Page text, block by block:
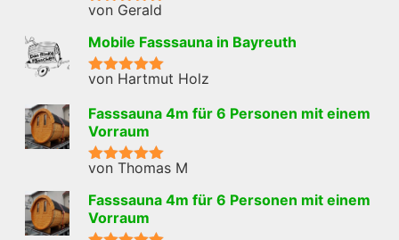
Bewertet mit
von Gerald
Mobile Fasssauna in Bayreuth
Bewertet mit
von Hartmut Holz
Fasssauna 4m für 6 Personen mit einem
Vorraum
Bewertet mit
von Thomas M
Fasssauna 4m für 6 Personen mit einem
Vorraum